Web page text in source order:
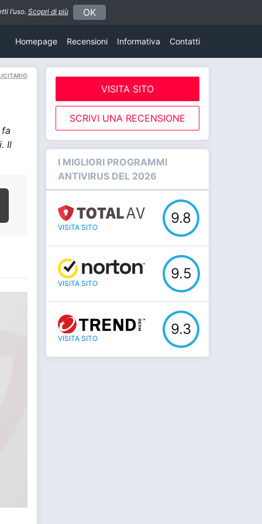
l’uso. Scopri di più OK
Homepage Recensioni Informativa Contatti
Il
VISITA SITO
SCRIVI UNA RECENSIONE
I MIGLIORI PROGRAMMI
ANTIVIRUS DEL 2026
VISITA SITO
9.8
VISITA SITO
9.5
VISITA SITO
9.3